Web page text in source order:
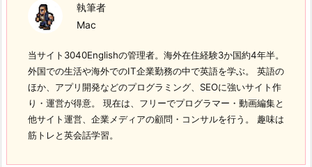
執筆者
Mac
当サイト3040Englishの管理者。海外在住経験3か国約4年半。
外国での生活や海外でのIT企業勤務の中で英語を学ぶ。 英語の
ほか、アプリ開発などのプログラミング、SEOに強いサイト作
り・運営が得意。 現在は、フリーでプログラマー・動画編集と
他サイト運営、企業メディアの顧問・コンサルを行う。 趣味は
筋トレと英会話学習。